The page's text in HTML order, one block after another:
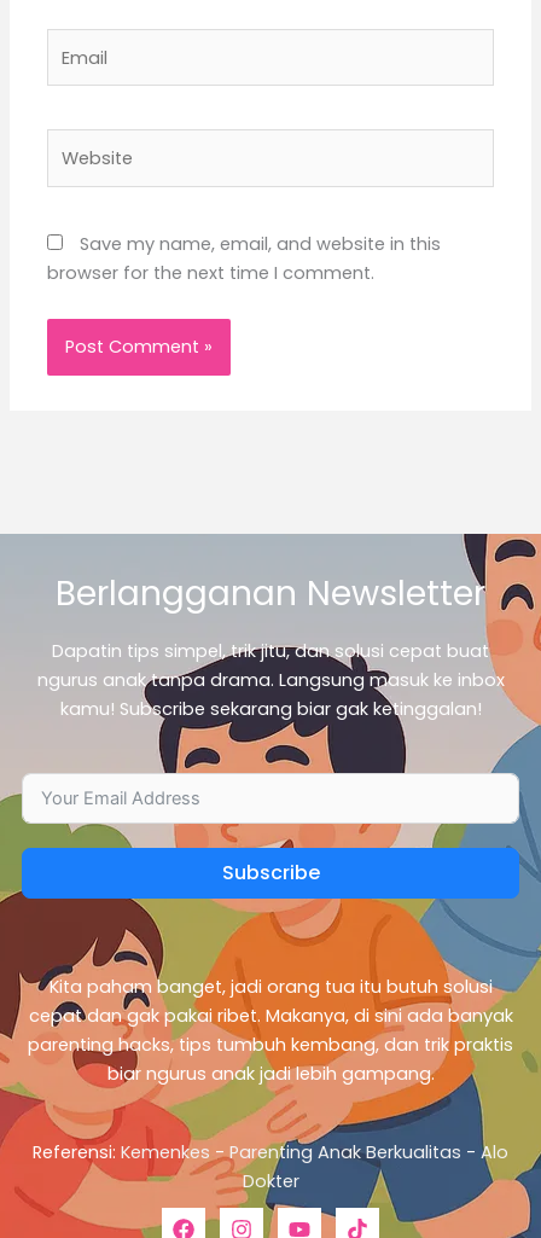
Save my name, email, and website in this
browser for the next time I comment.
Berlangganan Newsletter
Dapatin tips simpel, trik jitu, dan solusi cepat buat
ngurus anak tanpa drama. Langsung masuk ke inbox
kamu! Subscribe sekarang biar gak ketinggalan!
Subscribe
Kita paham banget, jadi orang tua itu butuh solusi
cepat dan gak pakai ribet. Makanya, di sini ada banyak
parenting hacks, tips tumbuh kembang, dan trik praktis
biar ngurus anak jadi lebih gampang.
Referensi: Kemenkes -Parenting Anak Berkualitas - Alo
Dokter